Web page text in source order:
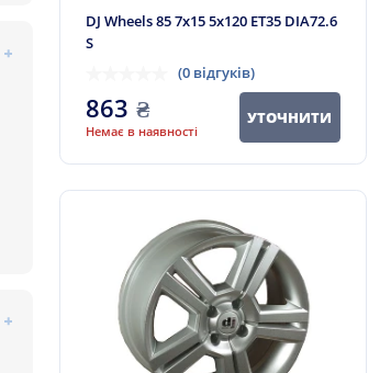
DJ Wheels 85 7x15 5x120 ET35 DIA72.6
S
(0 відгуків)
863 ₴
Немає в наявності
УТОЧНИТИ